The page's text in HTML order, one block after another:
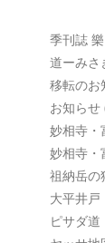
季刊誌
道ーみ
移転のお
お知らせ
妙相寺
妙相寺
祖納岳
大平井
ピサダ